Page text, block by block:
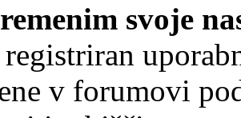
svoje
registriran
v forumovi